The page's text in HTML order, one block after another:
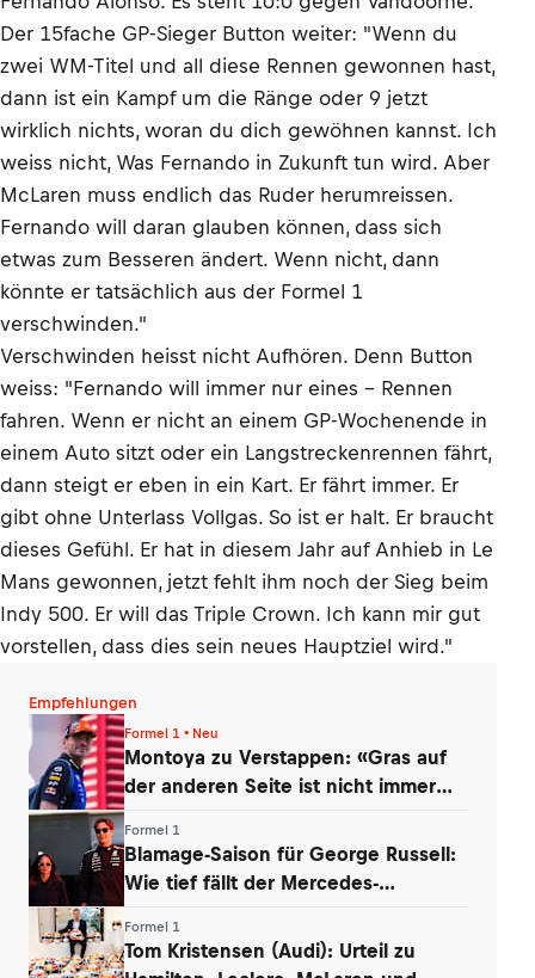
Der 15fache GP-Sieger Button weiter: "Wenn du
zwei WM-Titel und all diese Rennen gewonnen hast,
dann ist ein Kampf um die Ränge oder 9 jetzt
wirklich nichts, woran du dich gewöhnen kannst. Ich
weiss nicht, Was Fernando in Zukunft tun wird. Aber
McLaren muss endlich das Ruder herumreissen.
Fernando will daran glauben können, dass sich
etwas zum Besseren ändert. Wenn nicht, dann
könnte er tatsächlich aus der Formel 1
verschwinden."
Verschwinden heisst nicht Aufhören. Denn Button
weiss: "Fernando will immer nur eines – Rennen
fahren. Wenn er nicht an einem GP-Wochenende in
einem Auto sitzt oder ein Langstreckenrennen fährt,
dann steigt er eben in ein Kart. Er fährt immer. Er
gibt ohne Unterlass Vollgas. So ist er halt. Er braucht
dieses Gefühl. Er hat in diesem Jahr auf Anhieb in Le
Mans gewonnen, jetzt fehlt ihm noch der Sieg beim
Indy 500. Er will das Triple Crown. Ich kann mir gut
vorstellen, dass dies sein neues Hauptziel wird."
Empfehlungen
Formel 1 • Neu
Montoya zu Verstappen: «Gras auf
der anderen Seite ist nicht immer
Formel 1
Blamage-Saison für George Russell:
Wie tief fällt der Mercedes-
Formel 1
Tom Kristensen (Audi): Urteil zu